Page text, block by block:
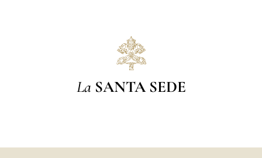
La SANTA SEDE